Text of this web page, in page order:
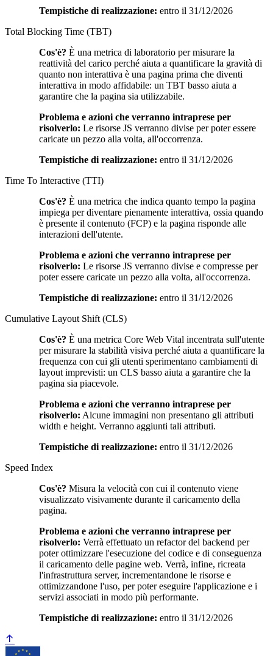
Tempistiche di realizzazione: entro il 31/12/2026
Total Blocking Time (TBT)
Cos'è? È una metrica di laboratorio per misurare la
reattività del carico perché aiuta a quantificare la gravità di
quanto non interattiva è una pagina prima che diventi
interattiva in modo affidabile: un TBT basso aiuta a
garantire che la pagina sia utilizzabile.
Problema e azioni che verranno intraprese per
risolverlo: Le risorse JS verranno divise per poter essere
caricate un pezzo alla volta, all'occorrenza.
Tempistiche di realizzazione: entro il 31/12/2026
Time To Interactive (TTI)
Cos'è? È una metrica che indica quanto tempo la pagina
impiega per diventare pienamente interattiva, ossia quando
è presente il contenuto (FCP) e la pagina risponde alle
interazioni dell'utente.
Problema e azioni che verranno intraprese per
risolverlo: Le risorse JS verranno divise e compresse per
poter essere caricate un pezzo alla volta, all'occorrenza.
Tempistiche di realizzazione: entro il 31/12/2026
Cumulative Layout Shift (CLS)
Cos'è? È una metrica Core Web Vital incentrata sull'utente
per misurare la stabilità visiva perché aiuta a quantificare la
frequenza con cui gli utenti sperimentano cambiamenti di
layout imprevisti: un CLS basso aiuta a garantire che la
pagina sia piacevole.
Problema e azioni che verranno intraprese per
risolverlo: Alcune immagini non presentano gli attributi
width e height. Verranno aggiunti tali attributi.
Tempistiche di realizzazione: entro il 31/12/2026
Speed Index
Cos'è? Misura la velocità con cui il contenuto viene
visualizzato visivamente durante il caricamento della
pagina.
Problema e azioni che verranno intraprese per
risolverlo: Verrà effettuato un refactor del backend per
poter ottimizzare l'esecuzione del codice e di conseguenza
il caricamento delle pagine web. Verrà, infine, ricreata
l'infrastruttura server, incrementandone le risorse e
ottimizzandone l'uso, per poter eseguire l'applicazione e i
servizi associati in modo più performante.
Tempistiche di realizzazione: entro il 31/12/2026